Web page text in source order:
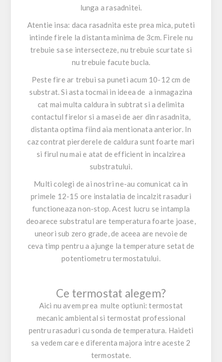
lunga a rasadnitei.
Atentie insa: daca rasadnita este prea mica, puteti
intinde firele la distanta minima de 3cm. Firele nu
trebuie sa se intersecteze, nu trebuie scurtate si
nu trebuie facute bucla.
Peste fire ar trebui sa puneti acum 10-12 cm de
substrat. Si asta tocmai in ideea de a inmagazina
cat mai multa caldura in subtrat si a delimita
contactul firelor si a masei de aer din rasadnita,
distanta optima fiind aia mentionata anterior. In
caz contrat pierderele de caldura sunt foarte mari
si firul nu mai e atat de efficient in incalzirea
substratului.
Multi colegi de ai nostri ne-au comunicat ca in
primele 12-15 ore instalatia de incalzit rasaduri
functioneaza non-stop. Acest lucru se intampla
deoarece substratul are temperatura foarte joase,
uneori sub zero grade, de aceea are nevoie de
ceva timp pentru a ajunge la temperature setat de
potentiometru termostatului.
Ce termostat alegem?
Aici nu avem prea multe optiuni: termostat
mecanic ambiental si termostat professional
pentru rasaduri cu sonda de temperatura. Haideti
sa vedem care e diferenta majora intre aceste 2
termostate.